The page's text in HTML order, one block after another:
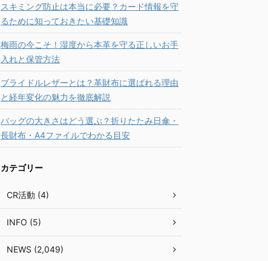
スキミング防止は本当に必要？カード情報を守
るために知っておきたい基礎知識
梅雨の今こそ！湿度から本革を守る正しいお手
入れと保管方法
ブライドルレザーとは？革財布に選ばれる理由
と経年変化の魅力を徹底解説
バッグの大きさはどう選ぶ？折りたたみ日傘・
長財布・A4ファイルでわかる目安
カテゴリー
CR活動 (4)
INFO (5)
NEWS (2,049)